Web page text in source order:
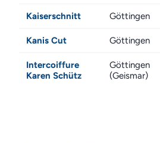
Kaiserschnitt Göttingen
Kanis Cut Göttingen
Intercoiffure
Karen Schütz
Göttingen
(Geismar)